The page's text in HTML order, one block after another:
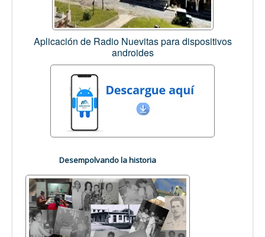
Aplicación de Radio Nuevitas para dispositivos
androides
Desempolvando la historia